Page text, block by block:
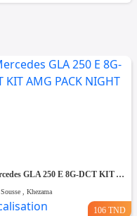
Mercedes GLA 250 E 8G-DCT KIT AMG PACK NIGHT
Sousse , Khezama
106 TND